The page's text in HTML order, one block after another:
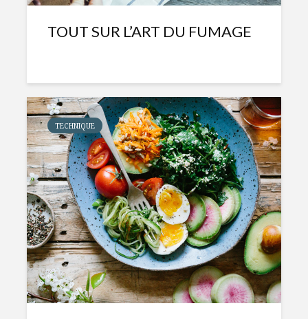
TOUT SUR L’ART DU FUMAGE
TECHNIQUE